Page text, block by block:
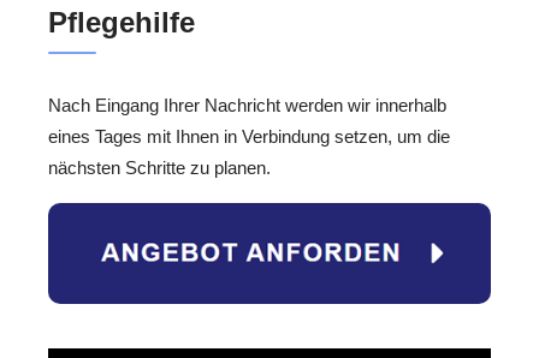
Pflegehilfe
Nach Eingang Ihrer Nachricht werden wir innerhalb
eines Tages mit Ihnen in Verbindung setzen, um die
nächsten Schritte zu planen.